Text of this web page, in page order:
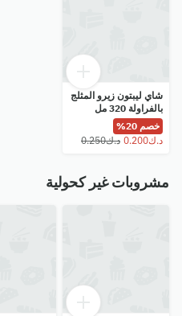
شاي ليبتون زيرو المثلج
بالفراولة 320 مل
خصم 20%
مشروبات غير كحولية